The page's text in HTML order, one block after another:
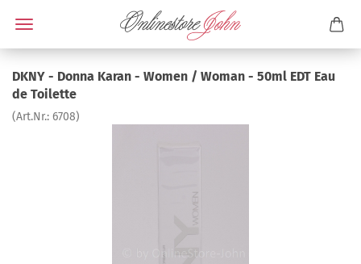
DKNY - Donna Karan - Women / Woman - 50ml EDT Eau
de Toilette
(Art.Nr.: 6708)